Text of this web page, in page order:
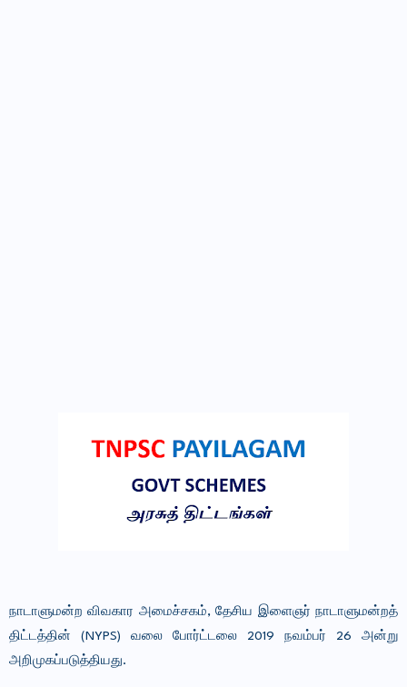
நாடாளுமன்ற விவகார அமைச்சகம், தேசிய இளைஞர் நாடாளுமன்றத்
திட்டத்தின் (NYPS) வலை போர்ட்டலை 2019 நவம்பர் 26 அன்று
அறிமுகப்படுத்தியது.